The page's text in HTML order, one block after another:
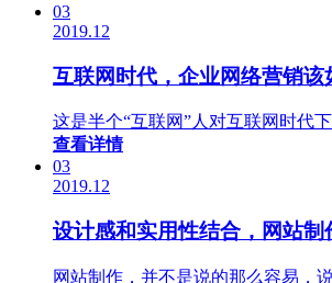
03
2019.12
互联网时代，企业网络营销该
这是半个“互联网”人对互联网时代
查看详情
03
2019.12
设计感和实用性结合，网站制
网站制作，并不是说的那么容易，